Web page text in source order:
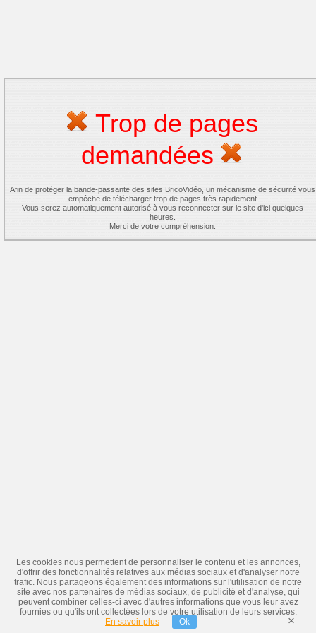
Trop de pages
demandées
Afin de protéger la bande-passante des sites BricoVidéo, un mécanisme de sécurité vous
empêche de télécharger trop de pages très rapidement
Vous serez automatiquement autorisé à vous reconnecter sur le site d'ici quelques
heures.
Merci de votre compréhension.
Les cookies nous permettent de personnaliser le contenu et les annonces,
d'offrir des fonctionnalités relatives aux médias sociaux et d'analyser notre
trafic. Nous partageons également des informations sur l'utilisation de notre
site avec nos partenaires de médias sociaux, de publicité et d'analyse, qui
peuvent combiner celles-ci avec d'autres informations que vous leur avez
fournies ou qu'ils ont collectées lors de votre utilisation de leurs services.
En savoir plus
Ok ×